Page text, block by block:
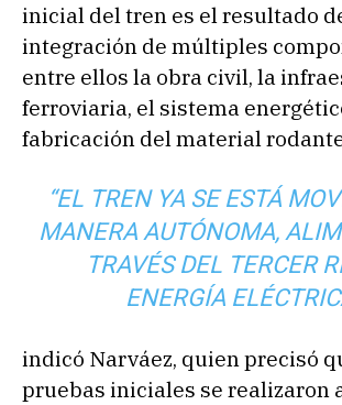
inicial del tren es el resultado
integración de múltiples
entre ellos la obra civil, la
ferroviaria, el sistema
fabricación del material
“EL TREN YA SE ESTÁ
MANERA AUTÓNOMA,
TRAVÉS DEL TERCER
ENERGÍA
indicó Narváez, quien precisó
pruebas iniciales se realizaron